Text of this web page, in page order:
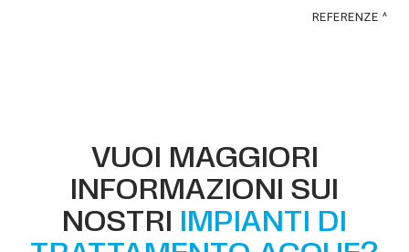
REFERENZE
VUOI MAGGIORI
INFORMAZIONI SUI
NOSTRI IMPIANTI DI